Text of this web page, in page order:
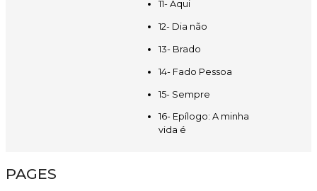
11- Aqui
12- Dia não
13- Brado
14- Fado Pessoa
15- Sempre
16- Epílogo: A minha
vida é
PAGES